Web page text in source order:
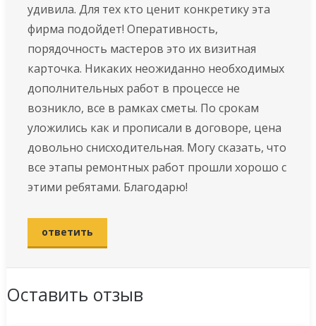
удивила. Для тех кто ценит конкретику эта
фирма подойдет! Оперативность,
порядочность мастеров это их визитная
карточка. Никаких неожиданно необходимых
дополнительных работ в процессе не
возникло, все в рамках сметы. По срокам
уложились как и прописали в договоре, цена
довольно снисходительная. Могу сказать, что
все этапы ремонтных работ прошли хорошо с
этими ребятами. Благодарю!
ответить
Оставить отзыв